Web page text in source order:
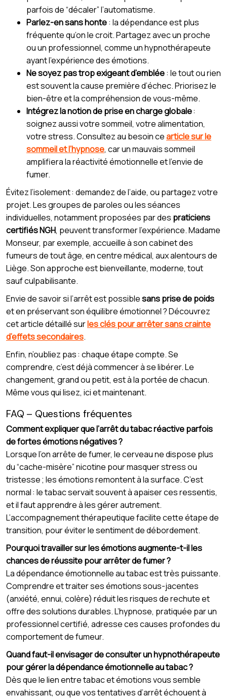
parfois de “décaler” l’automatisme.
Parlez-en sans honte: la dépendance est plus
fréquente qu’on le croit. Partagez avec un proche
ou un professionnel, comme un hypnothérapeute
ayant l’expérience des émotions.
Ne soyez pas trop exigeant d’emblée: le tout ou rien
est souvent la cause première d’échec. Priorisez le
bien-être et la compréhension de vous-même.
Intégrez la notion de prise en charge globale:
soignez aussi votre sommeil, votre alimentation,
votre stress. Consultez au besoin cearticle sur le
sommeil et l’hypnose, car un mauvais sommeil
amplifiera la réactivité émotionnelle et l’envie de
fumer.
Évitez l’isolement : demandez de l’aide, ou partagez votre
projet. Les groupes de paroles ou les séances
individuelles, notamment proposées par des praticiens
certifiés NGH, peuvent transformer l’expérience. Madame
Monseur, par exemple, accueille à son cabinet des
fumeurs de tout âge, en centre médical, aux alentours de
Liège. Son approche est bienveillante, moderne, tout
sauf culpabilisante.
Envie de savoir si l’arrêt est possiblesans prise de poids
et en préservant son équilibre émotionnel ? Découvrez
cet article détaillé surles clés pour arrêter sans crainte
d’effets secondaires.
Enfin, n’oubliez pas : chaque étape compte. Se
comprendre, c’est déjà commencer à se libérer. Le
changement, grand ou petit, est à la portée de chacun.
Même vous qui lisez, ici et maintenant.
FAQ – Questions fréquentes
Comment expliquer que l’arrêt du tabac réactive parfois
de fortes émotions négatives ?
Lorsque l’on arrête de fumer, le cerveau ne dispose plus
du “cache-misère” nicotine pour masquer stress ou
tristesse ; les émotions remontent à la surface. C’est
normal : le tabac servait souvent à apaiser ces ressentis,
et il faut apprendre à les gérer autrement.
L’accompagnement thérapeutique facilite cette étape de
transition, pour éviter le sentiment de débordement.
Pourquoi travailler sur les émotions augmente-t-il les
chances de réussite pour arrêter de fumer ?
La dépendance émotionnelle au tabac est très puissante.
Comprendre et traiter ses émotions sous-jacentes
(anxiété, ennui, colère) réduit les risques de rechute et
offre des solutions durables. L’hypnose, pratiquée par un
professionnel certifié, adresse ces causes profondes du
comportement de fumeur.
Quand faut-il envisager de consulter un hypnothérapeute
pour gérer la dépendance émotionnelle au tabac ?
Dès que le lien entre tabac et émotions vous semble
envahissant, ou que vos tentatives d’arrêt échouent à